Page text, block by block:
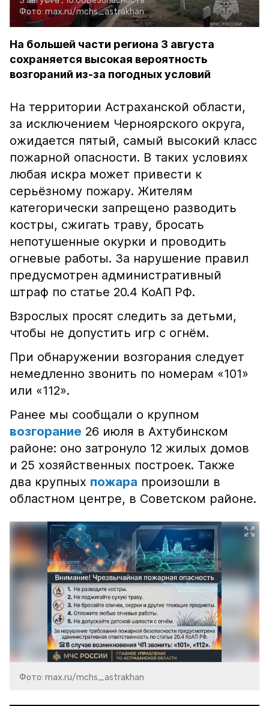
Фото: max.ru/mchs_astrakhan
На большей части региона 3 августа
сохраняется высокая вероятность
возгораний из-за погодных условий
На территории Астраханской области,
за исключением Черноярского округа,
ожидается пятый, самый высокий класс
пожарной опасности. В таких условиях
любая искра может привести к
серьёзному пожару. Жителям
категорически запрещено разводить
костры, сжигать траву, бросать
непотушенные окурки и проводить
огневые работы. За нарушение правил
предусмотрен административный
штраф по статье 20.4 КоАП РФ.
Взрослых просят следить за детьми,
чтобы не допустить игр с огнём.
При обнаружении возгорания следует
немедленно звонить по номерам «101»
или «112».
Ранее мы сообщали о крупном
возгорание 26 июля в Ахтубинском
районе: оно затронуло 12 жилых домов
и 25 хозяйственных построек. Также
два крупных пожара произошли в
областном центре, в Советском районе.
Фото: max.ru/mchs_astrakhan